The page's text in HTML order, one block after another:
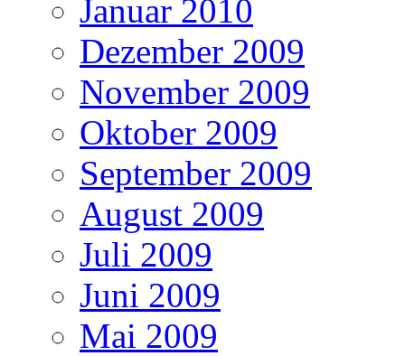
Januar 2010
Dezember 2009
November 2009
Oktober 2009
September 2009
August 2009
Juli 2009
Juni 2009
Mai 2009